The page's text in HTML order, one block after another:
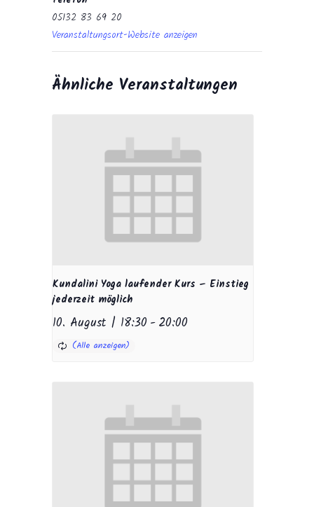
05132 83 69 20
Veranstaltungsort-Website anzeigen
Ähnliche Veranstaltungen
Kundalini Yoga laufender Kurs – Einstieg
jederzeit möglich
10. August | 18:30 -20:00